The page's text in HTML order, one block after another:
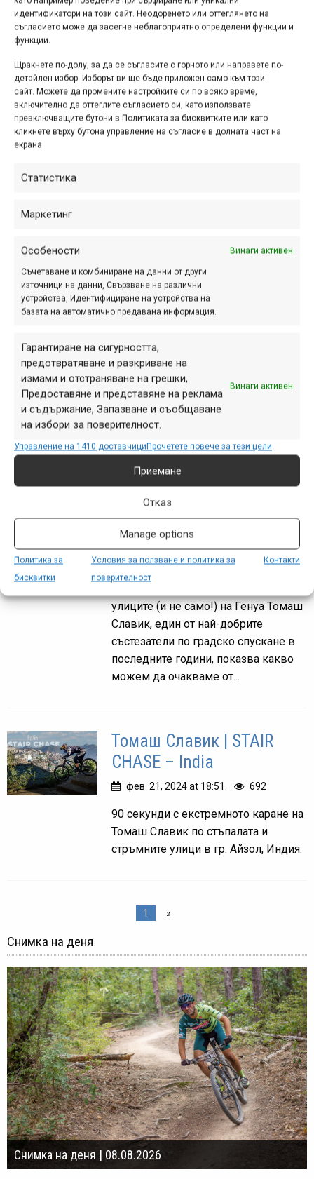
идентификатори на този сайт. Неодоренето или оттеглянето на
съгласието може да засегне неблагоприятно определени функции и
функции.
Щракнете по-долу, за да се съгласите с горното или направете по-
детайлен избор. Изборът ви ще бъде приложен само към този
сайт. Можете да промените настройките си по всяко време,
включително да оттеглите съгласието си, като използвате
превключващите бутони в Политиката за бисквитките или като
кликнете върху бутона управление на съгласие в долната част на
екрана.
Статистика
Маркетинг
Особености Винаги активен
Съчетаване и комбиниране на данни от други
източници на данни, Свързване на различни
устройства, Идентифициране на устройства на
базата на автоматично предавана информация.
Гарантиране на сигурността,
предотвратяване и разкриване на
измами и отстраняване на грешки,
Предоставяне и представяне на реклама
и съдържание, Запазване и съобщаване
на избори за поверителност.
Винаги активен
Управление на 1410 доставчициПрочетете повече за тези цели
Приемане
Отказ
Manage options
Политика за
бисквитки
Условия за ползване и политика за
поверителност
Контакти
Томаш Славик в Red Bull
окт. 25, 2024 at 07:29. 569
Започнах седмицата с кратък
репортаж от първото европейско
състезание от сериите по градско
Томаш Славик спечели
Red Bull Cerro Abajo
Genova
окт. 21, 2024 at 14:16.
Томаш Славик, който има
дългогодишен опит и успехи в
състезанията по градско спускане,
успя да спечели първия европейски
старт от сериите Red Bull Cerro Abajo
в Генуа, Италия.
Томаш Славик показва
какво да очакваме от Red
Bull Cerro Abajo в Генуа
юни 27, 2024 at 19:09. 537
улиците (и не само!) на Генуа Томаш
Славик, един от най-добрите
състезатели по градско спускане в
последните години, показва какво
можем да очакваме от...
Томаш Славик | STAIR
CHASE – India
фев. 21, 2024 at 18:51. 692
90 секунди с екстремното каране на
Томаш Славик по стъпалата и
стръмните улици в гр. Айзол, Индия.
1 »
Снимка на деня
Снимка на деня | 08.08.2026